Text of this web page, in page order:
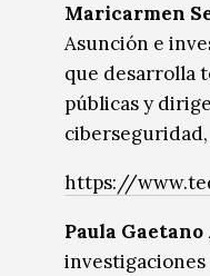
Maricarmen
Asunción e
que desarrolla
públicas y
https://
Paula Gaetano
investigaciones